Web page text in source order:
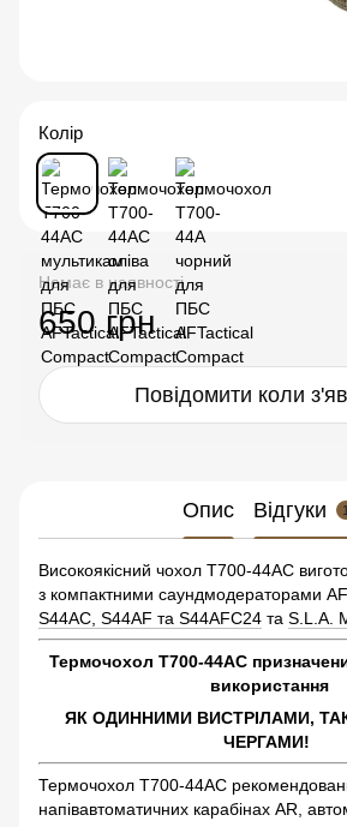
Колір
Немає в наявності
650 грн
Повідомити коли
Опис Відгуки 1
Високоякісний чохол Т700-44AC
з компактними саундмодераторами
S44AC, S44AF та S44AFC24 та S.L.A.
Термочохол Т700-44AC
використання
ЯК ОДИННИМИ ВИСТРІЛАМИ,
ЧЕРГАМИ!
Термочохол Т700-44AC
напівавтоматичних карабінах AR,